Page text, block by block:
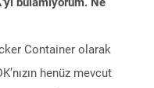
Container olarak
henüz mevcut